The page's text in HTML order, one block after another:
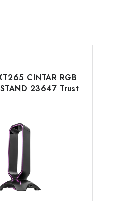
CINTAR RGB
STAND 23647 Trust